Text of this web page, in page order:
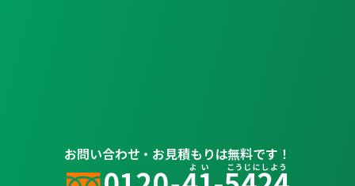
お問い合わせ・お見積もりは無料です！